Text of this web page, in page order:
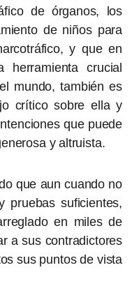
de órganos, los
de niños para
y que en
herramienta crucial
mundo, también es
crítico sobre ella y
que puede
y altruista.
que aun cuando no
pruebas suficientes,
en miles de
a sus contradictores
sus puntos de vista